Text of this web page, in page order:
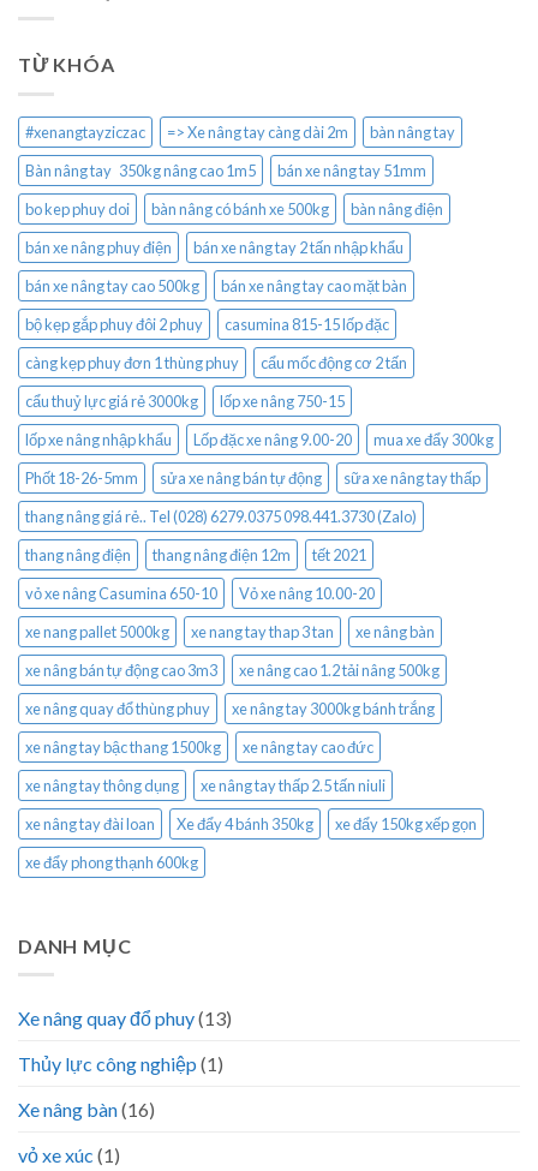
TỪ KHÓA
#xenangtayziczac => Xe nâng tay càng dài 2m
bàn nâng tay
Bàn nâng tay 350kg nâng cao 1m5
bán xe nâng tay 51mm
bo kep phuy doi
bàn nâng có bánh xe 500kg
bàn nâng điện
bán xe nâng phuy điện
bán xe nâng tay 2 tấn nhập khẩu
bán xe nâng tay cao 500kg
bán xe nâng tay cao mặt bàn
bộ kẹp gắp phuy đôi 2 phuy
casumina 815-15 lốp đặc
càng kẹp phuy đơn 1 thùng phuy
cẩu mốc động cơ 2 tấn
cẩu thuỷ lực giá rẻ 3000kg
lốp xe nâng 750-15
lốp xe nâng nhập khẩu
Lốp đặc xe nâng 9.00-20
mua xe đẩy 300kg
Phốt 18-26-5mm
sửa xe nâng bán tự động
sữa xe nâng tay thấp
thang nâng giá rẻ.. Tel (028) 6279.0375 098.441.3730 (Zalo)
thang nâng điện
thang nâng điện 12m
tết 2021
vỏ xe nâng Casumina 650-10
Vỏ xe nâng 10.00-20
xe nang pallet 5000kg
xe nang tay thap 3 tan
xe nâng bàn
xe nâng bán tự động cao 3m3
xe nâng cao 1.2 tải nâng 500kg
xe nâng quay đổ thùng phuy
xe nâng tay 3000kg bánh trắng
xe nâng tay bậc thang 1500kg
xe nâng tay cao đức
xe nâng tay thông dụng
xe nâng tay thấp 2.5 tấn niuli
xe nâng tay đài loan
Xe đẩy 4 bánh 350kg
xe đẩy 150kg xếp gọn
xe đẩy phong thạnh 600kg
DANH MỤC
Xe nâng quay đổ phuy(13)
Thủy lực công nghiệp (1)
Xe nâng bàn(16)
vỏ xe xúc (1)